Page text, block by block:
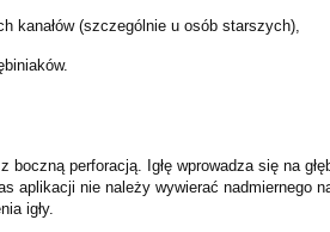
kanałów (szczególnie u osób starszych),
boczną perforacją. Igłę wprowadza się na
aplikacji nie należy wywierać
igły.